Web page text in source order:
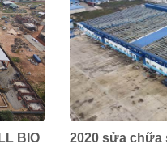
BIO
2020 sửa chữa